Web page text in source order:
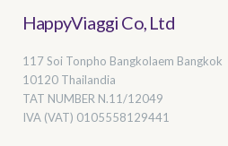
HappyViaggi Co, Ltd
117 Soi Tonpho Bangkolaem Bangkok
10120 Thailandia
TAT NUMBER N.11/12049
IVA (VAT) 0105558129441